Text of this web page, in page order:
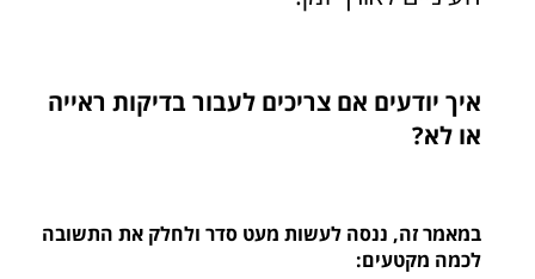
איך יודעים אם צריכים לעבור בדיקות ראייה
או לא?
במאמר זה, ננסה לעשות מעט סדר ולחלק את התשובה
לכמה מקטעים: